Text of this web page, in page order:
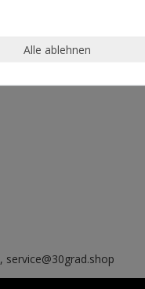
service@30grad.shop
Alle ablehnen